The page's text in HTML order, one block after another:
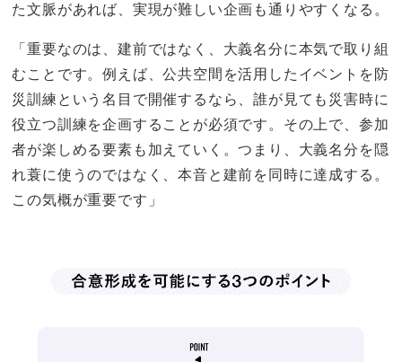
た文脈があれば、実現が難しい企画も通りやすくなる。
「重要なのは、建前ではなく、大義名分に本気で取り組
むことです。例えば、公共空間を活用したイベントを防
災訓練という名目で開催するなら、誰が見ても災害時に
役立つ訓練を企画することが必須です。その上で、参加
者が楽しめる要素も加えていく。つまり、大義名分を隠
れ蓑に使うのではなく、本音と建前を同時に達成する。
この気概が重要です」